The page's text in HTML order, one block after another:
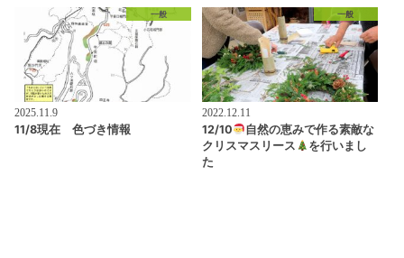
一般
2025.11.9
11/8現在 色づき情報
一般
2022.12.11
12/10
自然の恵みで作る素敵な
クリスマスリース
を行いまし
た